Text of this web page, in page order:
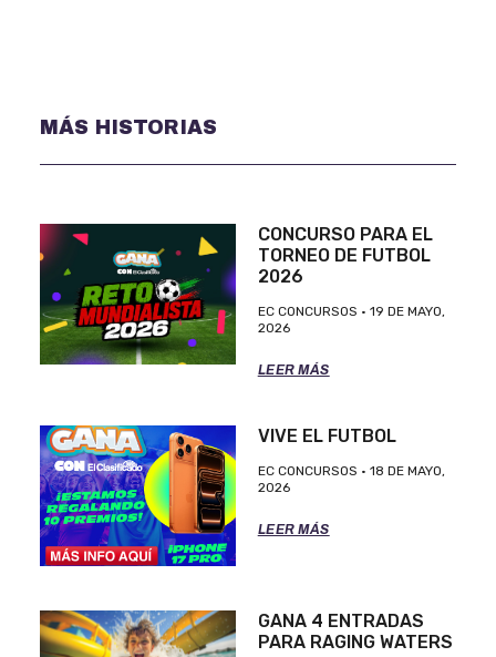
MÁS HISTORIAS
CONCURSO PARA EL
TORNEO DE FUTBOL
2026
EC CONCURSOS
19 DE MAYO,
2026
LEER MÁS
VIVE EL FUTBOL
EC CONCURSOS
18 DE MAYO,
2026
LEER MÁS
GANA 4 ENTRADAS
PARA RAGING WATERS